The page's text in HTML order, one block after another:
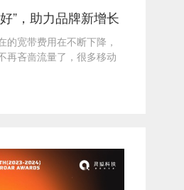
”，助力品牌新增长
的宽带费用在不断下降，
再吝啬流量了，很多移动